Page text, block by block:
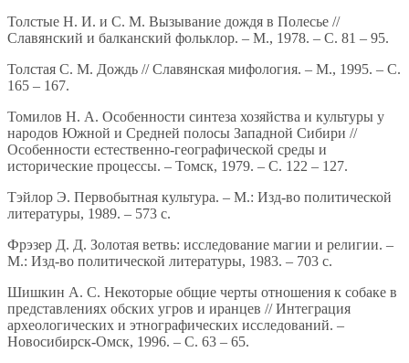
Толстые Н. И. и С. М. Вызывание дождя в Полесье //
Славянский и балканский фольклор. – М., 1978. – С. 81 – 95.
Толстая С. М. Дождь // Славянская мифология. – М., 1995. – С.
165 – 167.
Томилов Н. А. Особенности синтеза хозяйства и культуры у
народов Южной и Средней полосы Западной Сибири //
Особенности естественно-географической среды и
исторические процессы. – Томск, 1979. – С. 122 – 127.
Тэйлор Э. Первобытная культура. – М.: Изд-во политической
литературы, 1989. – 573 с.
Фрэзер Д. Д. Золотая ветвь: исследование магии и религии. –
М.: Изд-во политической литературы, 1983. – 703 с.
Шишкин А. С. Некоторые общие черты отношения к собаке в
представлениях обских угров и иранцев // Интеграция
археологических и этнографических исследований. –
Новосибирск-Омск, 1996. – С. 63 – 65.